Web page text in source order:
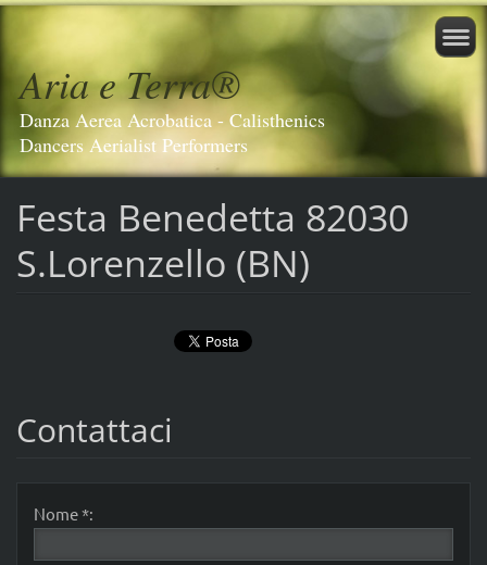
Aria e Terra®️
Danza Aerea Acrobatica - Calisthenics
Dancers Aerialist Performers
Festa Benedetta 82030
S.Lorenzello (BN)
Contattaci
Nome *: